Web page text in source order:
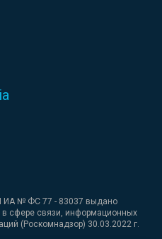
ИА № ФС 77 - 83037 выдано
сфере связи, информационных
(Роскомнадзор) 30.03.2022 г.